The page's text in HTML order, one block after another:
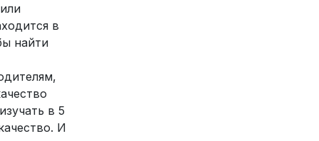
в
найти
в 5
И